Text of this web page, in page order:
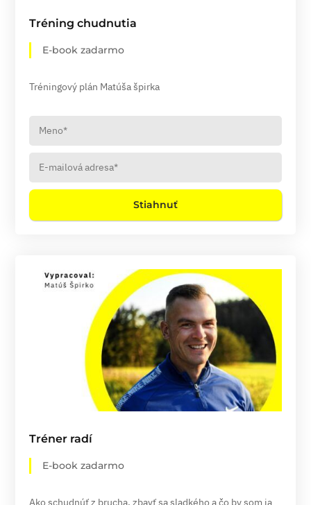
Tréning chudnutia
E-book zadarmo
Tréningový plán Matúša špirka
Stiahnuť
Tréner radí
E-book zadarmo
Ako schudnúť z brucha, zbavť sa sladkého a čo by som ja